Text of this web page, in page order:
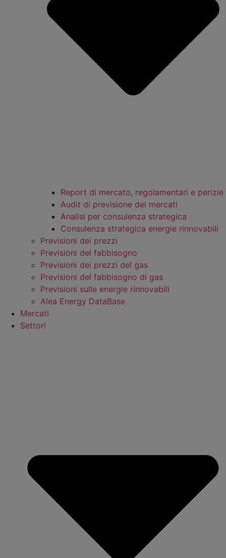
Report di mercato, regolamentari e perizie
Audit di previsione dei mercati
Analisi per consulenza strategica
Consulenza strategica energie rinnovabili
Previsioni dei prezzi
Previsioni del fabbisogno
Previsioni dei prezzi del gas
Previsioni del fabbisogno di gas
Previsioni sulle energie rinnovabili
Alea Energy DataBase
Mercati
Settori